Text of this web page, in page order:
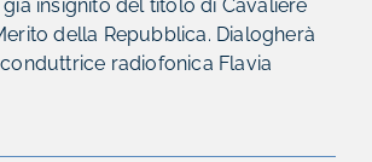
insignito del titolo di Cavaliere
della Repubblica. Dialogherà
radiofonica Flavia